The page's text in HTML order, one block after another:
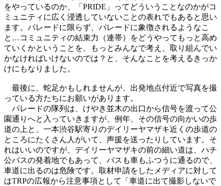
をやっているのか、「PRIDE」ってどういうことなのかがコ
ミュニティに広く浸透していないことの表れでもあると思い
ます。パレードに限らず、パレードに象徴されるようなこ
と…コミュニティの結束力（連帯）をどうやってもっと高め
ていくかということを、もっとみんなで考え、取り組んでい
かなければいけないのでは？と、そんなことを考えるきっか
けにもなりました。
最後に、蛇足かもしれませんが、出発地点付近で写真を撮
っている方たちにお願いがあります。
パレードの隊列は、けやき並木の出口から信号を渡って公
園通りへと入っていきますが、例年、その信号の向かいの歩
道の上と、一本渋谷駅寄りのデイリーヤマザキ近くの歩道の
ところにたくさん人がいて、声援を送ったりしています。そ
れはいいのですが、デイリーヤマザキの前の細い道は、ハチ
公バスの発着地でもあって、バスも車もふつうに通るので、
車道に出るのは危険です。取材申請をしたメディアに対して
はTRPの広報から注意事項として「車道に出て撮影しないで